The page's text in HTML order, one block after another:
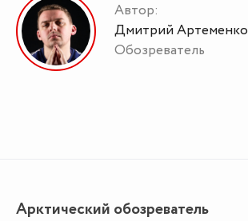
Автор:
Дмитрий Артеменко
Обозреватель
Арктический обозреватель